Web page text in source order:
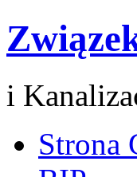
i
Strona